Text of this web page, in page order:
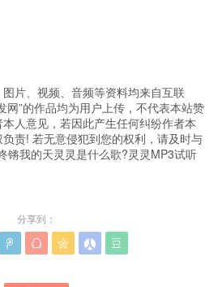
片、视频、音频等资料均来自互联
网”的作品均为用户上传，不代表本站赞
人意见，若因此产生任何纠纷作者本
责! 若无意侵犯到您的权利，请及时与
锵我的天灵灵是什么歌?灵灵MP3试听
分享到：
    